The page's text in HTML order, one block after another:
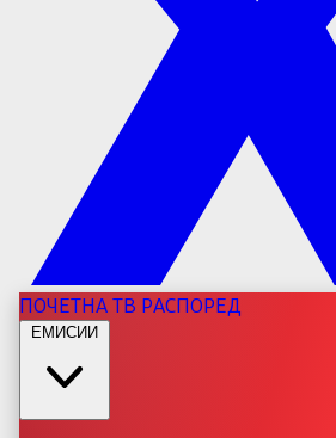
ПОЧЕТНАТВ РАСПОРЕД
ЕМИСИИ